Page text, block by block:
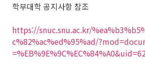
학부대학 공지사항 참조
https://snuc.snu.ac.kr/
c%82%ac%ed%95%ad/